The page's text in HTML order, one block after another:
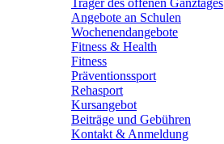
Träger des offenen Ganztages
Angebote an Schulen
Wochenendangebote
Fitness & Health
Fitness
Präventionssport
Rehasport
Kursangebot
Beiträge und Gebühren
Kontakt & Anmeldung